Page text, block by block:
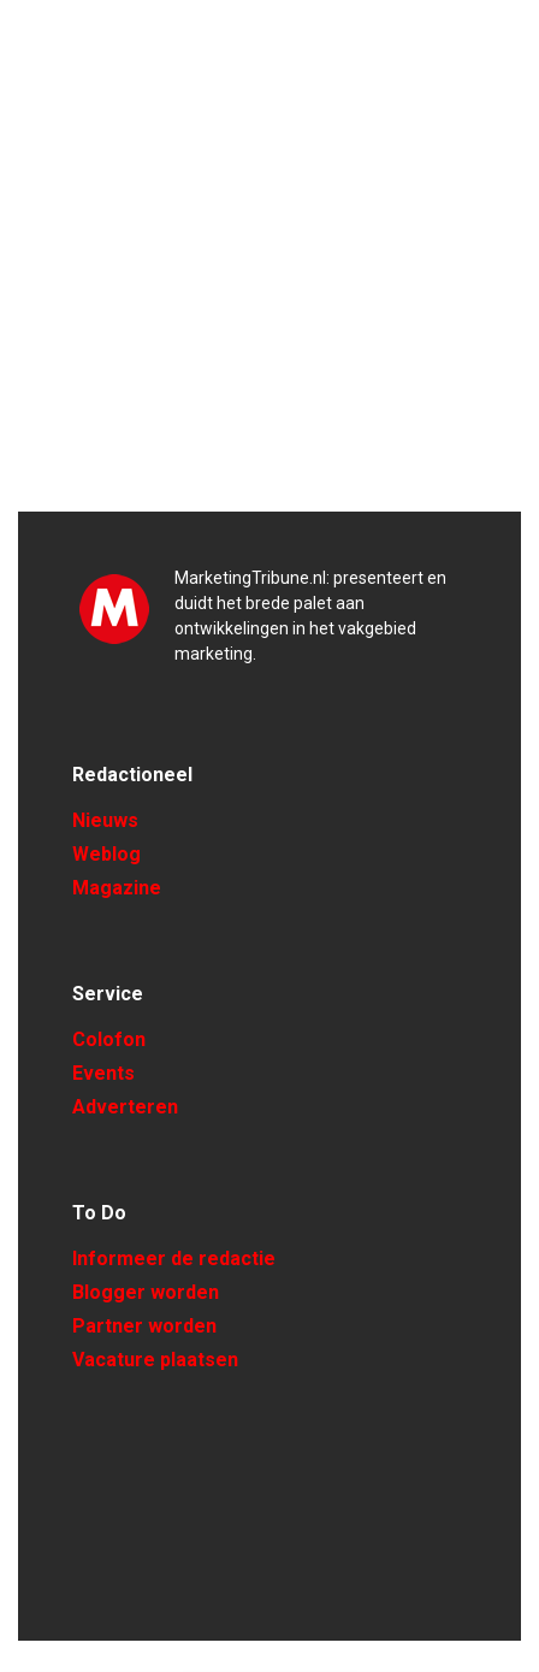
MarketingTribune.nl: presenteert en
duidt het brede palet aan
ontwikkelingen in het vakgebied
marketing.
Redactioneel
Nieuws
Weblog
Magazine
Service
Colofon
Events
Adverteren
To Do
Informeer de redactie
Blogger worden
Partner worden
Vacature plaatsen